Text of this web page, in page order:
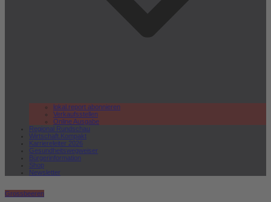
lokal.report abonnieren
Verkaufsstellen
Online Ausgabe
Regional Rundschau
Wirtschaft.Kompakt
Karriereleiter 2026
Gesundheitswegweiser
Bürgerinformation
Shop
Newsletter
Grossbeeren